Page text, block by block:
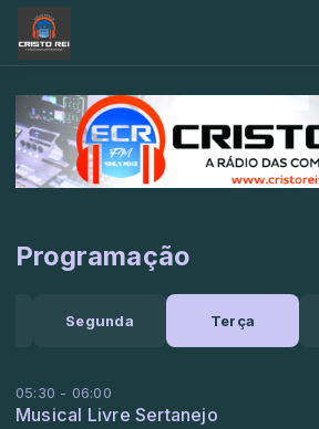
Programação
Segunda Terça
05:30 - 06:00
Musical Livre Sertanejo